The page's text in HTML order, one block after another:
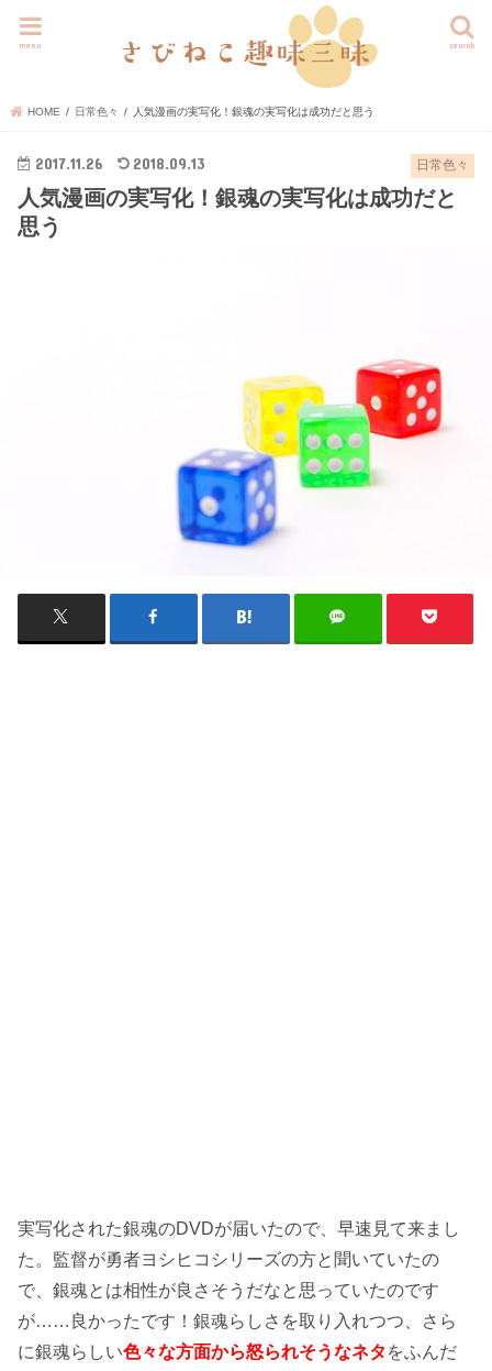
search
menu
HOME 日常色々 人気漫画の実写化！銀魂の実写化は成功だと思う
日常色々
2017.11.26 2018.09.13
人気漫画の実写化！銀魂の実写化は成功だと
思う
実写化された銀魂のDVDが届いたので、早速見て来まし
た。監督が勇者ヨシヒコシリーズの方と聞いていたの
で、銀魂とは相性が良さそうだなと思っていたのです
が……良かったです！銀魂らしさを取り入れつつ、さら
に銀魂らしい色々な方面から怒られそうなネタ をふんだ